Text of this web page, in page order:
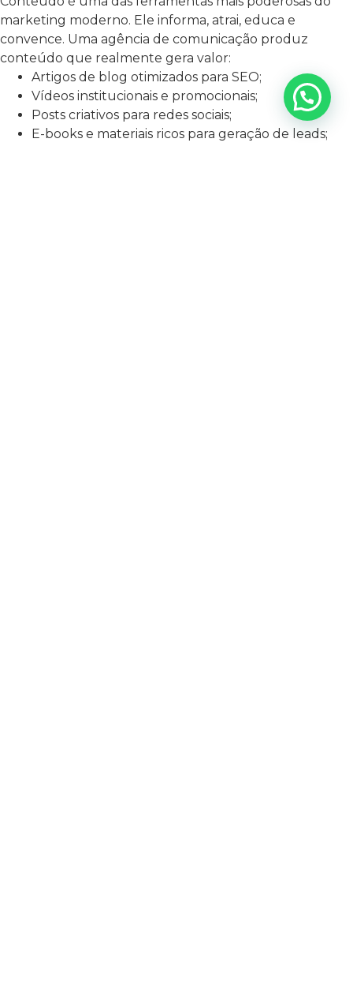
marketing moderno. Ele informa, atrai, educa e
convence. Uma agência de comunicação produz
conteúdo que realmente gera valor:
Artigos de blog otimizados para SEO;
Vídeos institucionais e promocionais;
Posts criativos para redes sociais;
E-books e materiais ricos para geração de leads;